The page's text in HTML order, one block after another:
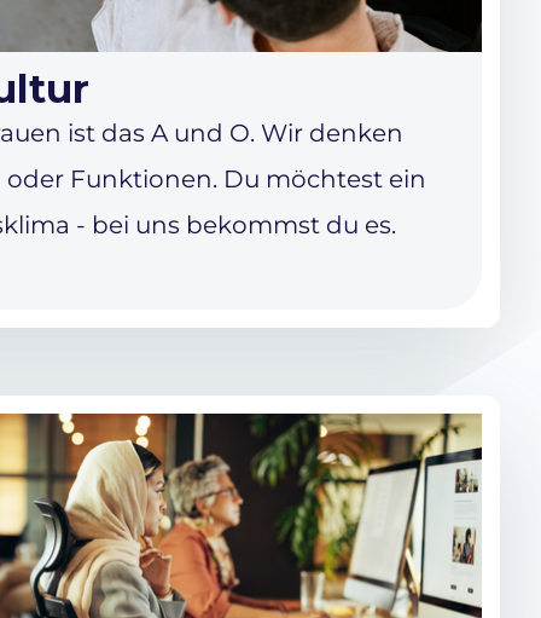
ist das A und O. Wir denken
Funktionen. Du möchtest ein
- bei uns bekommst du es.